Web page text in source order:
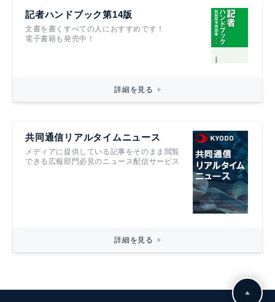
記者ハンドブック第14版
文書を書くすべての人におすすめです！
電子書籍も発売中！
詳細を見る
共同通信リアルタイムニュース
メディアに提供している記事をそのまま閲覧
できる広報部門必見のニュース配信サービス
詳細を見る